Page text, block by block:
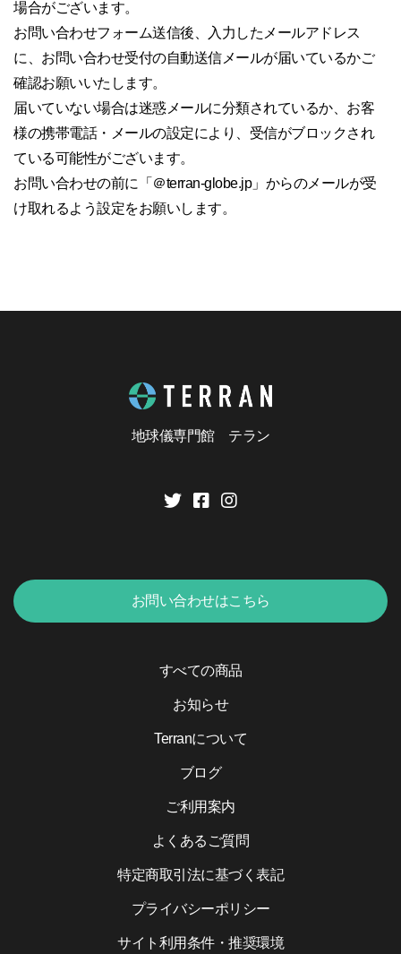
場合がございます。
お問い合わせフォーム送信後、入力したメールアドレス
に、お問い合わせ受付の自動送信メールが届いているかご
確認お願いいたします。
届いていない場合は迷惑メールに分類されているか、お客
様の携帯電話・メールの設定により、受信がブロックされ
ている可能性がございます。
お問い合わせの前に「＠terran-globe.jp」からのメールが受
け取れるよう設定をお願いします。
地球儀専門館 テラン
お問い合わせはこちら
すべての商品
お知らせ
Terranについて
ブログ
ご利用案内
よくあるご質問
特定商取引法に基づく表記
プライバシーポリシー
サイト利用条件・推奨環境